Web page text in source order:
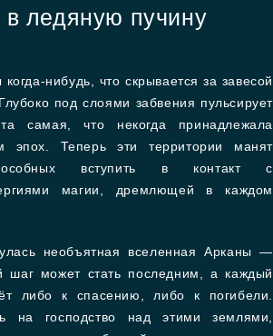
в ледяную пучину
нибудь, что скрывается за завесой
под слоями забвения пульсирует
самая, что некогда принадлежала
эпох. Теперь эти территории манят
вступить в контакт с
магии, дремлющей в каждом
необъятная вселенная Арканы —
шаг может стать последним, а каждый
либо к спасению, либо к погибели.
на господство над этими землями,